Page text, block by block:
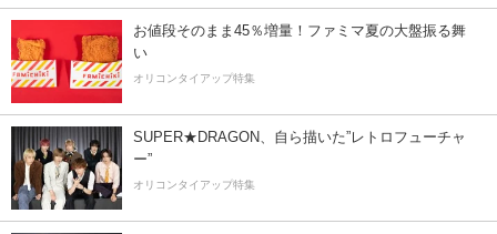
お値段そのまま45％増量！ファミマ夏の大盤振る舞
い
オリコンタイアップ特集
SUPER★DRAGON、自ら描いた”レトロフューチャ
ー”
オリコンタイアップ特集